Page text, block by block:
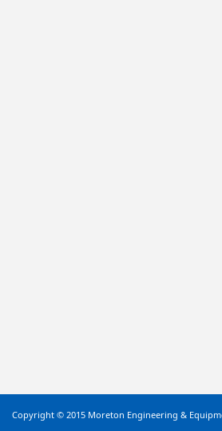
Copyright © 2015 Moreton Engineering &